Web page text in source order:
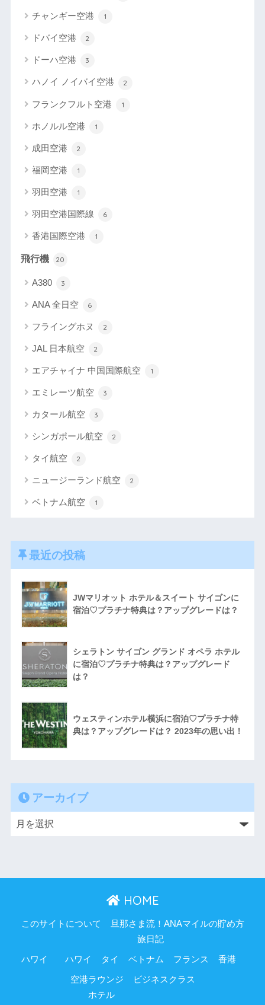
チャンギー空港 1
ドバイ空港 2
ドーハ空港 3
ハノイ ノイバイ空港 2
フランクフルト空港 1
ホノルル空港 1
成田空港 2
福岡空港 1
羽田空港 1
羽田空港国際線 6
香港国際空港 1
飛行機 20
A380 3
ANA 全日空 6
フライングホヌ 2
JAL 日本航空 2
エアチャイナ 中国国際航空 1
エミレーツ航空 3
カタール航空 3
シンガポール航空 2
タイ航空 2
ニュージーランド航空 2
ベトナム航空 1
最近の投稿
JWマリオット ホテル＆スイート サイゴンに
宿泊♡プラチナ特典は？アップグレードは？
シェラトン サイゴン グランド オペラ ホテル
に宿泊♡プラチナ特典は？アップグレード
は？
ウェスティンホテル横浜に宿泊♡プラチナ特
典は？アップグレードは？ 2023年の思い出！
アーカイブ
HOME
このサイトについて 旦那さま流！ANAマイルの貯め方
ハワイ
旅日記
ハワイ タイ ベトナム フランス 香港
空港ラウンジ
ビジネスクラス
ホテル